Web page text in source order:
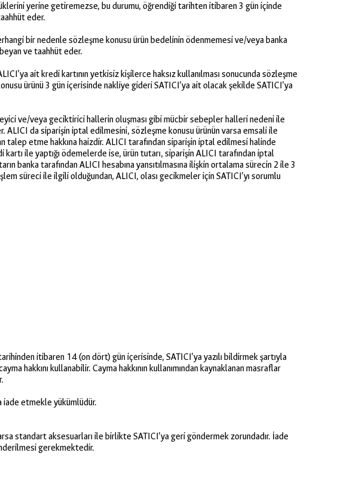
yerine getiremezse, bu durumu, öğrendiği tarihten itibaren 3 gün içinde
eder.
bir nedenle sözleşme konusu ürün bedelinin ödenmemesi ve/veya banka
ve taahhüt eder.
ait kredi kartının yetkisiz kişilerce haksız kullanılması sonucunda sözleşme
ürünü 3 gün içerisinde nakliye gideri SATICI’ya ait olacak şekilde SATICI’ya
ve/veya geciktirici hallerin oluşması gibi mücbir sebepler halleri nedeni ile
da siparişin iptal edilmesini, sözleşme konusu ürünün varsa emsali ile
etme hakkına haizdir. ALICI tarafından siparişin iptal edilmesi halinde
ile yaptığı ödemelerde ise, ürün tutarı, siparişin ALICI tarafından iptal
banka tarafından ALICI hesabına yansıtılmasına ilişkin ortalama sürecin 2 ile 3
süreci ile ilgili olduğundan, ALICI, olası gecikmeler için SATICI’yı sorumlu
itibaren 14 (on dört) gün içerisinde, SATICI’ya yazılı bildirmek şartıyla
hakkını kullanabilir. Cayma hakkının kullanımından kaynaklanan masraflar
iade etmekle yükümlüdür.
standart aksesuarları ile birlikte SATICI’ya geri göndermek zorundadır. İade
gerekmektedir.